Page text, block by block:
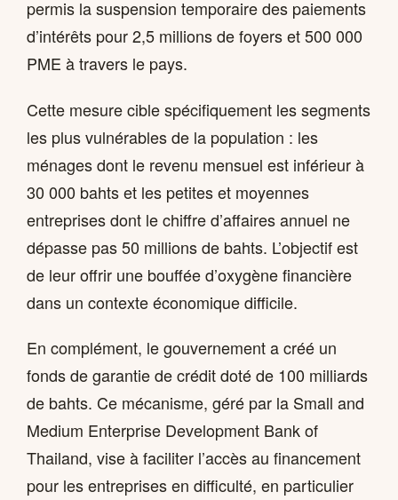
permis la suspension temporaire des paiements
d’intérêts pour 2,5 millions de foyers et 500 000
PME à travers le pays.
Cette mesure cible spécifiquement les segments
les plus vulnérables de la population : les
ménages dont le revenu mensuel est inférieur à
30 000 bahts et les petites et moyennes
entreprises dont le chiffre d’affaires annuel ne
dépasse pas 50 millions de bahts. L’objectif est
de leur offrir une bouffée d’oxygène financière
dans un contexte économique difficile.
En complément, le gouvernement a créé un
fonds de garantie de crédit doté de 100 milliards
de bahts. Ce mécanisme, géré par la Small and
Medium Enterprise Development Bank of
Thailand, vise à faciliter l’accès au financement
pour les entreprises en difficulté, en particulier